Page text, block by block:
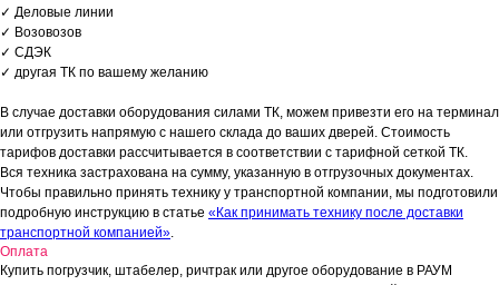
✓ Деловые линии
✓ Возовозов
✓ СДЭК
✓ другая ТК по вашему желанию
В случае доставки оборудования силами ТК, можем привезти его на терминал
или отгрузить напрямую с нашего склада до ваших дверей. Стоимость
тарифов доставки рассчитывается в соответствии с тарифной сеткой ТК.
Вся техника застрахована на сумму, указанную в отгрузочных документах.
Чтобы правильно принять технику у транспортной компании, мы подготовили
подробную инструкцию в статье «Как принимать технику после доставки
транспортной компанией».
Оплата
Купить погрузчик, штабелер, ричтрак или другое оборудование в РАУМ